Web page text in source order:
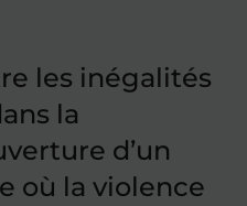
les inégalités
la
d’un
où la violence